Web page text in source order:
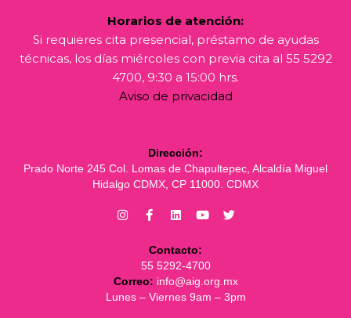
Horarios de atención:
Si requieres cita presencial, préstamo de ayudas
técnicas, los días miércoles con previa cita al 55 5292
4700, 9:30 a 15:00 hrs.
Aviso de privacidad
Dirección:
Prado Norte 245 Col. Lomas de Chapultepec, Alcaldía Miguel
Hidalgo CDMX, CP 11000. CDMX
Contacto:
55 5292-4700
Correo: info@aig.org.mx
Lunes – Viernes 9am – 3pm